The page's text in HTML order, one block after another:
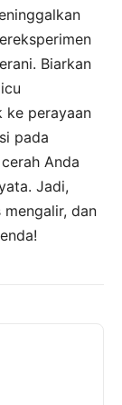
Biarkan
ke perayaan
pada
Anda
Jadi,
dan